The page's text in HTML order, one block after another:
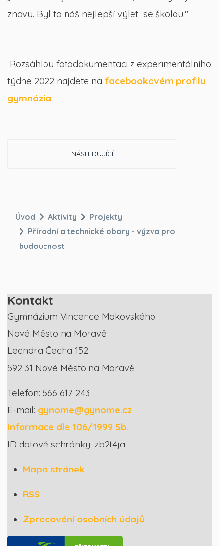
znovu. Byl to náš nejlepší výlet se školou."
Rozsáhlou fotodokumentaci z experimentálního
týdne 2022 najdete na facebookovém profilu
gymnázia.
DALŠÍ ČLÁNEK: EXPERIMENTÁLNÍ TÝDEN
NÁSLEDUJÍCÍ
Úvod Aktivity
Projekty
Přírodní a technické obory - výzva pro
budoucnost
Kontakt
Gymnázium Vincence Makovského
Nové Město na Moravě
Leandra Čecha 152
592 31 Nové Město na Moravě
Telefon: 566 617 243
E-mail: gynome@gynome.cz
Informace dle 106/1999 Sb.
ID datové schránky: zb2t4ja
Mapa stránek
RSS
Zpracování osobních údajů